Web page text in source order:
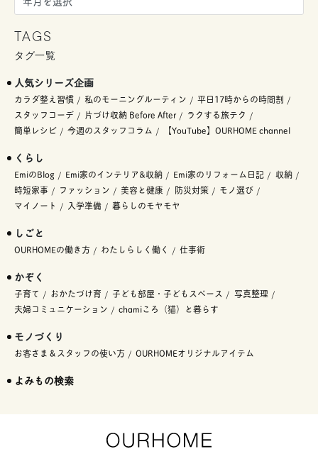
TAGS
タグ一覧
人気シリーズ企画
カラダ整え習慣 私のモーニングルーティン
平日17時からの時間割
スタッフコーデ
片づけ収納 Before After
ラクする旅テク
簡単レシピ
今週のスタッフコラム 【YouTube】OURHOME channel
くらし
EmiのBlog Emi家のインテリア&収納 Emi家のリフォーム日記
収納
時短家事
ファッション 美容と健康 防災対策
モノ選び
マイノート
入学準備 暮らしのモヤモヤ
しごと
OURHOMEの働き方 わたしらしく働く 仕事術
かぞく
子育て おかたづけ育 子ども部屋・子どもスペース
写真整理
夫婦コミュニケーション
chamiころ（猫）と暮らす
モノづくり
お客さま＆スタッフの使い方 OURHOMEオリジナルアイテム
よみもの検索